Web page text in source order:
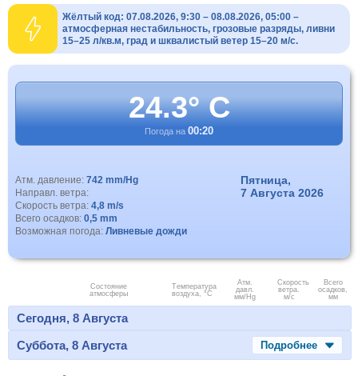
Жёлтый код: 07.08.2026, 9:30 – 08.08.2026, 05:00 –
атмосферная нестабильность, грозовые разряды, ливни
15–25 л/кв.м, град и шквалистый ветер 15–20 м/с.
24.3° C
Погода на 00:20
Атм. давление: 742 mm/Hg
Направл. ветра:
Скорость ветра: 4,8 m/s
Всего осадков: 0,5 mm
Возможная погода: Ливневые дожди
Пятница,
7 Августа 2026
Состояние
атмосферы
Температура
воздуха, °C
Атм.
давл.
мм/Hg
Скорость
ветра.
м/с
Всего
осадков,
мм
Сегодня, 8 Августа
Суббота, 8 Августа
Подробнее